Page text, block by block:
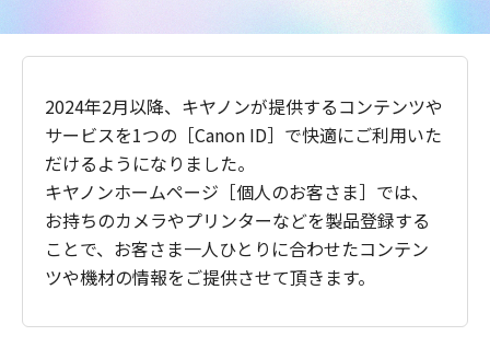
2024年2月以降、キヤノンが提供するコンテンツや
サービスを1つの［Canon ID］で快適にご利用いた
だけるようになりました。
キヤノンホームページ［個人のお客さま］では、
お持ちのカメラやプリンターなどを製品登録する
ことで、お客さま一人ひとりに合わせたコンテン
ツや機材の情報をご提供させて頂きます。